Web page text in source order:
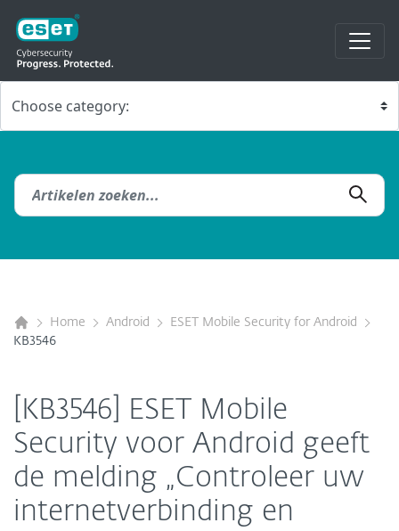
Home Android
ESET Mobile Security for Android
KB3546
[KB3546] ESET Mobile
Security voor Android geeft
de melding „Controleer uw
internetverbinding en